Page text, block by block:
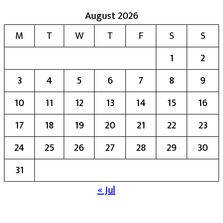
August 2026
M
T W T F S
S
1
2
3
4 5 6 7 8
9
10
11 12 13 14 15
16
17
18 19 20 21 22
23
24
25 26 27 28 29
30
31
« Jul